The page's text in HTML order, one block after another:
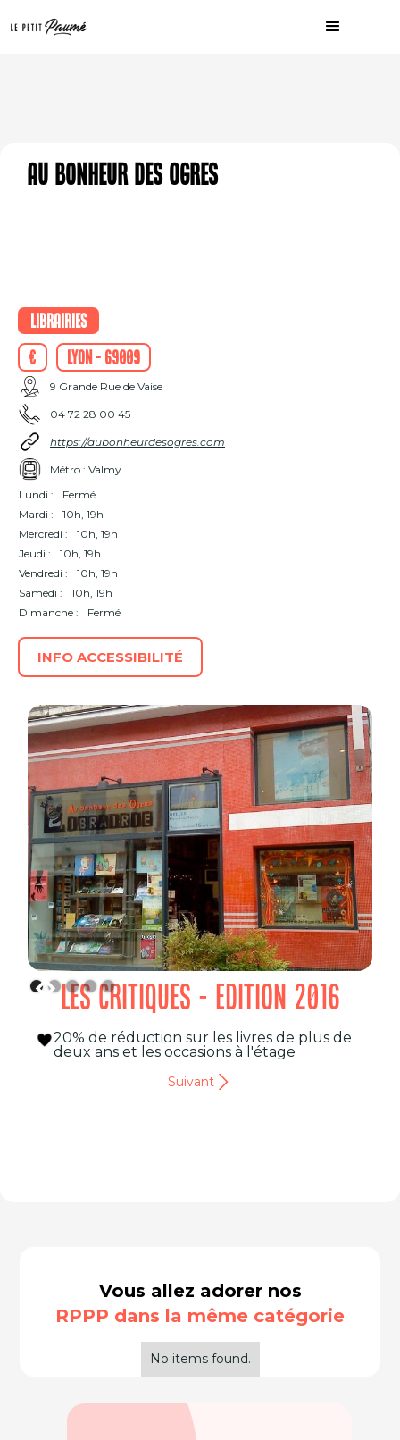
Au Bonheur des Ogres
Librairies
€
Lyon - 69009
9 Grande Rue de Vaise
04 72 28 00 45
https://aubonheurdesogres.com
Métro : Valmy
Lundi :
Fermé
Mardi :
10h, 19h
Mercredi :
10h, 19h
Jeudi :
10h, 19h
Vendredi :
10h, 19h
Samedi :
10h, 19h
Dimanche :
Fermé
INFO ACCESSIBILITÉ
LES CRITIQUES - EDITION 2016
20% de réduction sur les livres de plus de
deux ans et les occasions à l'étage
Suivant
Vous allez adorer nos
RPPP dans la même catégorie
No items found.